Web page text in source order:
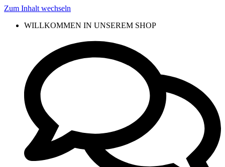
Zum Inhalt wechseln
WILLKOMMEN IN UNSEREM SHOP